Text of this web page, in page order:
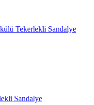
Tekerlekli Sandalye
Sandalye